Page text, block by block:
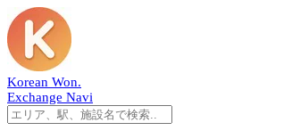
Korean Won.
Exchange Navi